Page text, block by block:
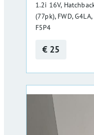
1.2i 16V,
(77pk), FWD,
F5P4
€ 25